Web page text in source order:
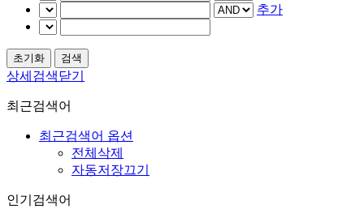
추가
상세검색닫기
최근검색어
최근검색어 옵션
전체삭제
자동저장끄기
인기검색어